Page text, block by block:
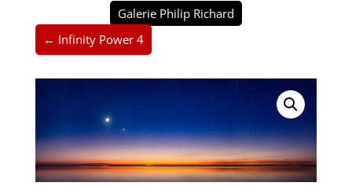
Galerie Philip Richard
← Infinity Power 4